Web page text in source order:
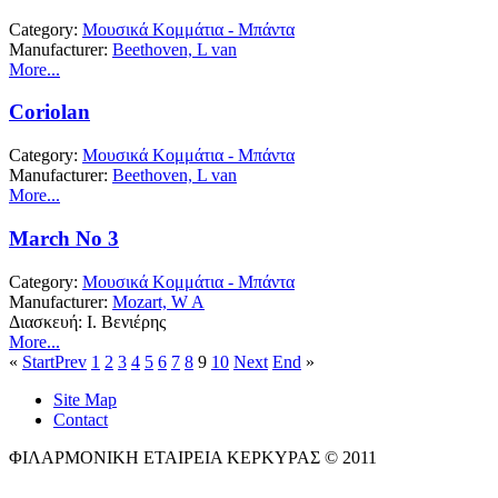
Category: Μουσικά Κομμάτια - Μπάντα
Manufacturer: Beethoven, L van
More...
Coriolan
Category: Μουσικά Κομμάτια - Μπάντα
Manufacturer: Beethoven, L van
More...
March No 3
Category: Μουσικά Κομμάτια - Μπάντα
Manufacturer: Mozart, W A
Διασκευή: Ι. Βενιέρης
More...
« StartPrev 1 2 3 4 5 6 7 8 9 10 Next End »
Site Map
Contact
ΦΙΛΑΡΜΟΝΙΚΗ ΕΤΑΙΡΕΙΑ ΚΕΡΚΥΡΑΣ © 2011